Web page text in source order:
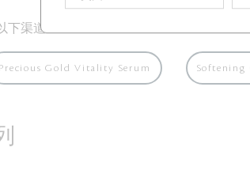
下渠道：
Precious Gold Vitality Serum Softening